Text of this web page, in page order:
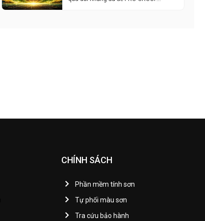
CHÍNH SÁCH
Phần mềm tính sơn
Tự phối màu sơn
Tra cứu bảo hành